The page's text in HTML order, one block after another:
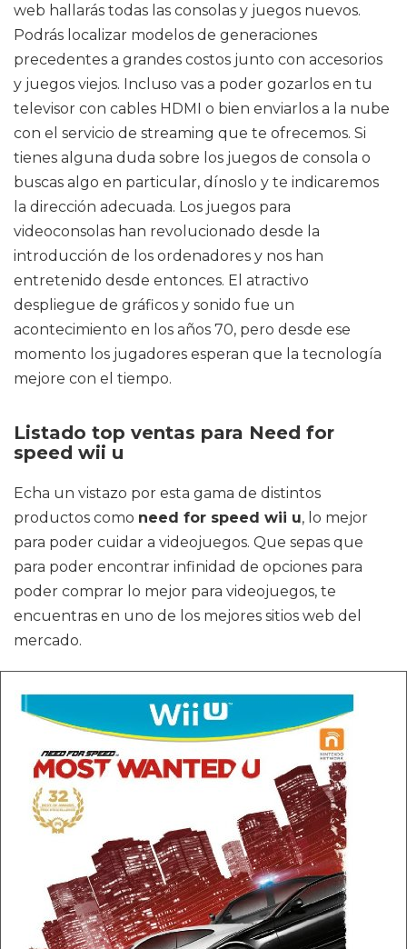
web hallarás todas las consolas y juegos nuevos.
Podrás localizar modelos de generaciones
precedentes a grandes costos junto con accesorios
y juegos viejos. Incluso vas a poder gozarlos en tu
televisor con cables HDMI o bien enviarlos a la nube
con el servicio de streaming que te ofrecemos. Si
tienes alguna duda sobre los juegos de consola o
buscas algo en particular, dínoslo y te indicaremos
la dirección adecuada. Los juegos para
videoconsolas han revolucionado desde la
introducción de los ordenadores y nos han
entretenido desde entonces. El atractivo
despliegue de gráficos y sonido fue un
acontecimiento en los años 70, pero desde ese
momento los jugadores esperan que la tecnología
mejore con el tiempo.
Listado top ventas para Need for
speed wii u
Echa un vistazo por esta gama de distintos
productos como need for speed wii u, lo mejor
para poder cuidar a videojuegos. Que sepas que
para poder encontrar infinidad de opciones para
poder comprar lo mejor para videojuegos, te
encuentras en uno de los mejores sitios web del
mercado.